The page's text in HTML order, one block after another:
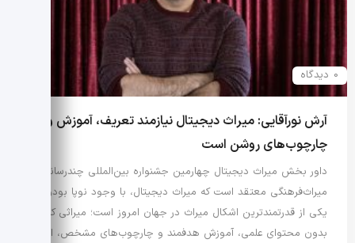
0 دیدگاه
آرش نورآقایی: میراث دیجیتال نیازمند تعریف، آموزش و
چارچوب‌های روشن است
داور بخش میراث دیجیتال چهارمین جشنواره بین‌المللی چندرسانه‌ای
میراث‌فرهنگی معتقد است که میراث دیجیتال، با وجود نوپا بودن،
یکی از قدرتمندترین اشکال میراث در جهان امروز است؛ میراثی که
بدون محتوای علمی، آموزش هدفمند و چارچوب‌های مشخص، امکان